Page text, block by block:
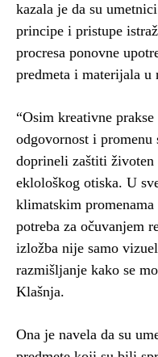
kazala je da su
principe i pristupe
procresa ponovne
predmeta i materijala u
“Osim kreativne
odgovornost i promenu
doprineli zaštiti životen
eklološkog otiska. U
klimatskim
potreba za očuvanjem
izložba nije samo
razmišljanje kako se
Klašnja.
Ona je navela da su